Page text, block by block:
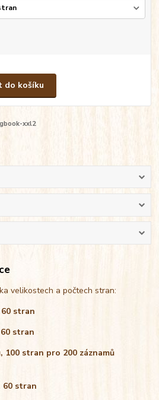
do košíku
xxl2
velikostech a počtech stran:
stran
stran
100 stran pro 200 záznamů
60 stran